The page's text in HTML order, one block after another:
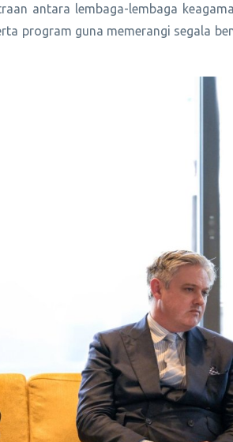
antara lembaga-lembaga
program guna memerangi segala